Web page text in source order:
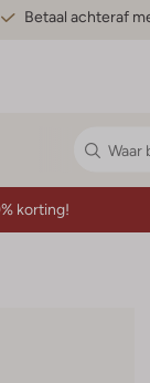
Betaal achteraf
korting!